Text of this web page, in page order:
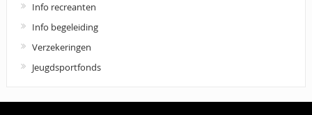
Info recreanten
Info begeleiding
Verzekeringen
Jeugdsportfonds